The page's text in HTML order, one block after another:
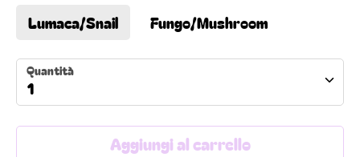
Lumaca/Snail Fungo/Mushroom
Quantità
1
Aggiungi al carrello